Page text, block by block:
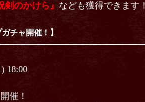
のかけら』 なども獲得できます！
チャ開催！】
18:00
催！